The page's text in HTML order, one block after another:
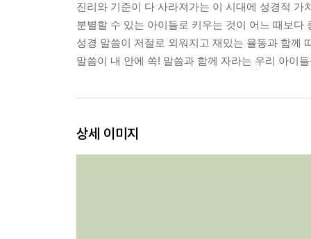
진리와 기준이 다 사라져가는 이 시대에 성경적 가
분별할 수 있는 아이들로 키우는 것이 어느 때보다
성경 말씀이 저절로 외워지고 재밌는 율동과 함께
말씀이 내 안에 쏙! 말씀과 함께 자라는 우리 아이
상세 이미지